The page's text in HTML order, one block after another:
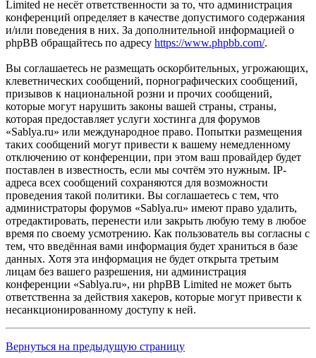
Limited не несёт ответственности за то, что администрация
конференций определяет в качестве допустимого содержания
и/или поведения в них. За дополнительной информацией о
phpBB обращайтесь по адресу https://www.phpbb.com/.
Вы соглашаетесь не размещать оскорбительных, угрожающих,
клеветнических сообщений, порнографических сообщений,
призывов к национальной розни и прочих сообщений,
которые могут нарушить законы вашей страны, страны,
которая предоставляет услуги хостинга для форумов
«Sablya.ru» или международное право. Попытки размещения
таких сообщений могут привести к вашему немедленному
отключению от конференции, при этом ваш провайдер будет
поставлен в известность, если мы сочтём это нужным. IP-
адреса всех сообщений сохраняются для возможности
проведения такой политики. Вы соглашаетесь с тем, что
администраторы форумов «Sablya.ru» имеют право удалить,
отредактировать, перенести или закрыть любую тему в любое
время по своему усмотрению. Как пользователь вы согласны с
тем, что введённая вами информация будет храниться в базе
данных. Хотя эта информация не будет открыта третьим
лицам без вашего разрешения, ни администрация
конференции «Sablya.ru», ни phpBB Limited не может быть
ответственна за действия хакеров, которые могут привести к
несанкционированному доступу к ней.
Вернуться на предыдущую страницу